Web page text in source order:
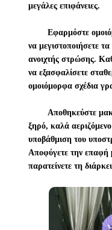
μεγάλες επιφάνειες.
Εφαρμόστε
να μεγιστοποιήσετε
ανοιχτής στρώσης.
να εξασφαλίσετε
ομοιόμορφα σχέδια
Αποθηκεύστε
ξηρό, καλά
υποβάθμιση του
Αποφύγετε την επαφή
παρατείνετε τη